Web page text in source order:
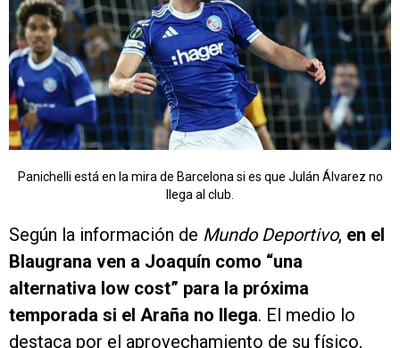
Panichelli está en la mira de Barcelona si es que Julán Álvarez no
llega al club.
Según la información de Mundo Deportivo, en el
Blaugrana ven a Joaquín como “una
alternativa low cost” para la próxima
temporada si el Araña no llega. El medio lo
destaca por el aprovechamiento de su físico,